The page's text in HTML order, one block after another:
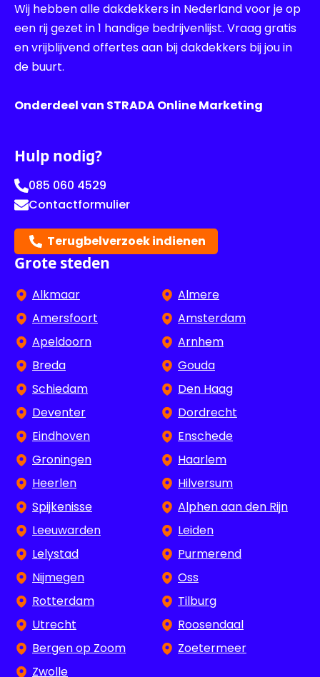
Wij hebben alle dakdekkers in Nederland voor je op
een rij gezet in 1 handige bedrijvenlijst. Vraag gratis
en vrijblijvend offertes aan bij dakdekkers bij jou in
de buurt.
Onderdeel van STRADA Online Marketing
Hulp nodig?
085 060 4529
Contactformulier
Terugbelverzoek indienen
Grote steden
Alkmaar
Almere
Amersfoort
Amsterdam
Apeldoorn
Arnhem
Breda
Gouda
Schiedam
Den Haag
Deventer
Dordrecht
Eindhoven
Enschede
Groningen
Haarlem
Heerlen
Hilversum
Spijkenisse
Alphen aan den Rijn
Leeuwarden
Leiden
Lelystad
Purmerend
Nijmegen
Oss
Rotterdam
Tilburg
Utrecht
Roosendaal
Bergen op Zoom
Zoetermeer
Zwolle